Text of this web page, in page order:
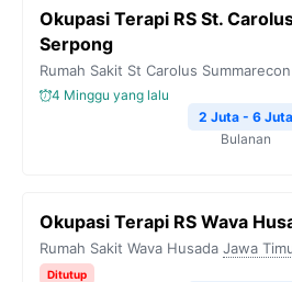
o
k
e
r
r
a
m
A
i
Okupasi Terapi RS St.
Serpong
Rumah Sakit St Carolus Summarecon
4 Minggu yang lalu
2 Juta - 6 Juta
Bulanan
Okupasi Terapi RS Wava
Rumah Sakit Wava Husada Jawa
Ditutup